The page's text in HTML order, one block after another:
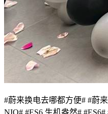
#蔚来换电去哪都方便# #蔚